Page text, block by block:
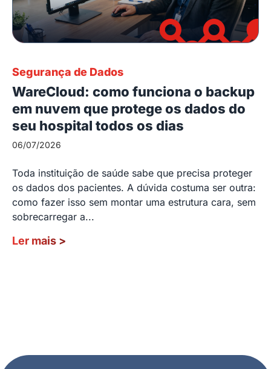
Segurança de Dados
WareCloud: como funciona o backup
em nuvem que protege os dados do
seu hospital todos os dias
06/07/2026
Toda instituição de saúde sabe que precisa proteger
os dados dos pacientes. A dúvida costuma ser outra:
como fazer isso sem montar uma estrutura cara, sem
sobrecarregar a...
Ler mais >